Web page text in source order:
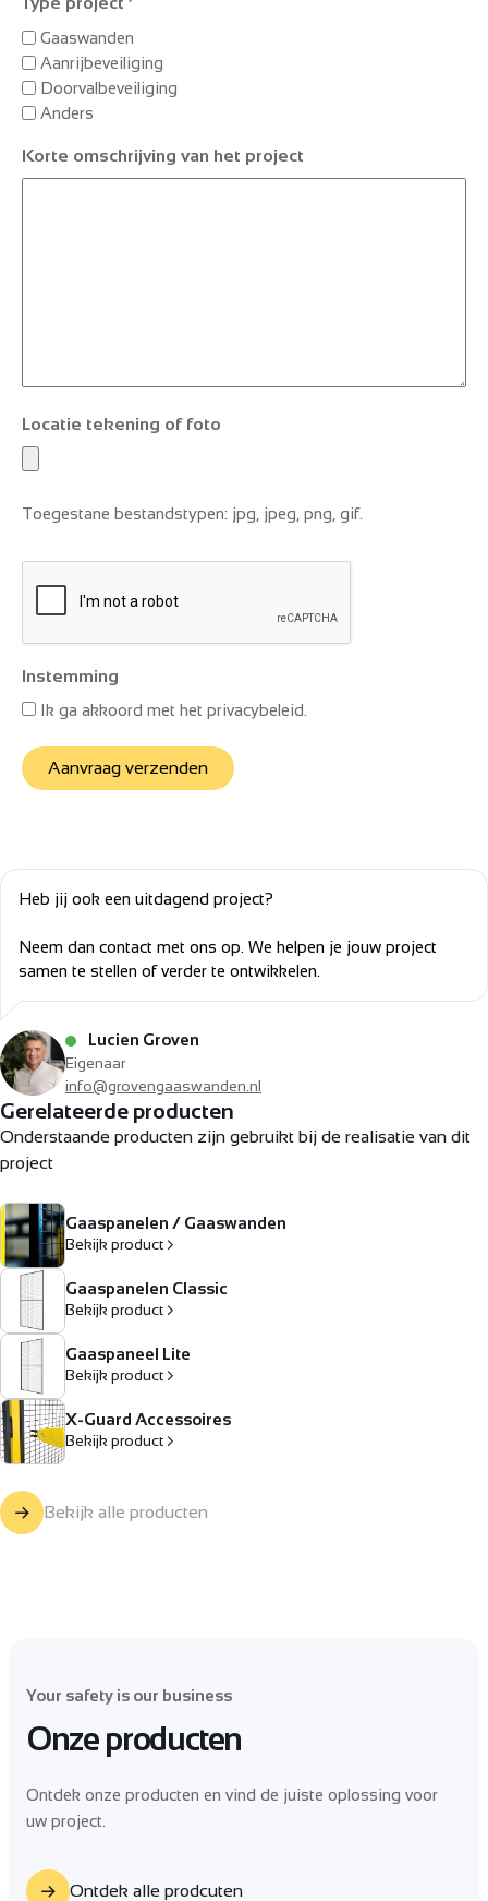
Heb jij ook een uitdagend project?
Neem dan contact met ons op. We helpen je jouw project
samen te stellen of verder te ontwikkelen.
Lucien Groven
Eigenaar
info@grovengaaswanden.nl
Gerelateerde producten
Onderstaande producten zijn gebruikt bij de realisatie van dit
project
Gaaspanelen / Gaaswanden
Bekijk product
Gaaspanelen Classic
Bekijk product
Gaaspaneel Lite
Bekijk product
X-Guard Accessoires
Bekijk product
Bekijk alle producten
*
Gaaswanden
Aanrijbeveiliging
Doorvalbeveiliging
Anders
Korte omschrijving van het project
Locatie tekening of foto
Toegestane bestandstypen: jpg, jpeg, png, gif.
Instemming
Ik ga akkoord met het privacybeleid.
Aanvraag verzenden
Your safety is our business
Onze producten
Ontdek onze producten en vind de juiste oplossing voor
uw project.
Ontdek alle prodcuten